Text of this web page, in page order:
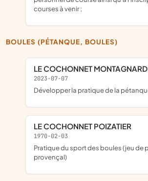
courses à venir ;
BOULES (PÉTANQUE, BOULES)
LE COCHONNET MONTAGNARD
2023-07-07
développer la pratique de la
LE COCHONNET POIZATIER
1970-02-03
pratique du sport des boules (jeu de pétanque et jeu
provençal)